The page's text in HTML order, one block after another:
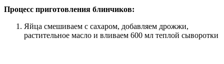
Процесс приготовления блинчиков:
Яйца смешиваем с сахаром, добавляем дрожжи,
растительное масло и вливаем 600 мл теплой сыворотки